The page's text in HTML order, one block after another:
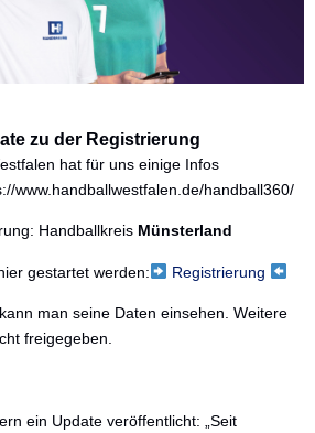
Trainingszeiten
Kontakt
Vereinskollektion
Die nächsten Spiele
zu der Registrierung
hat für uns einige Infos
www.handballwestfalen.de/handball360/
Handballkreis Münsterland
gestartet werden: Registrierung
man seine Daten einsehen. Weitere
freigegeben.
ein Update veröffentlicht: „Seit